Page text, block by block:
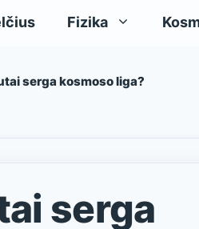
Fizika
Žvaigždės
serga kosmoso liga?
serga